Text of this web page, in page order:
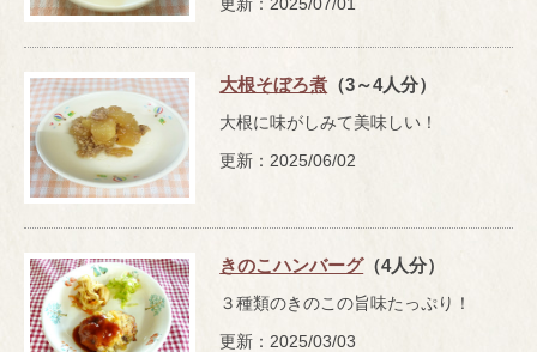
大根そぼろ煮 （3～4人分）
大根に味がしみて美味しい！
更新：2025/06/02
きのこハンバーグ（4人分）
３種類のきのこの旨味たっぷり！
更新：2025/03/03